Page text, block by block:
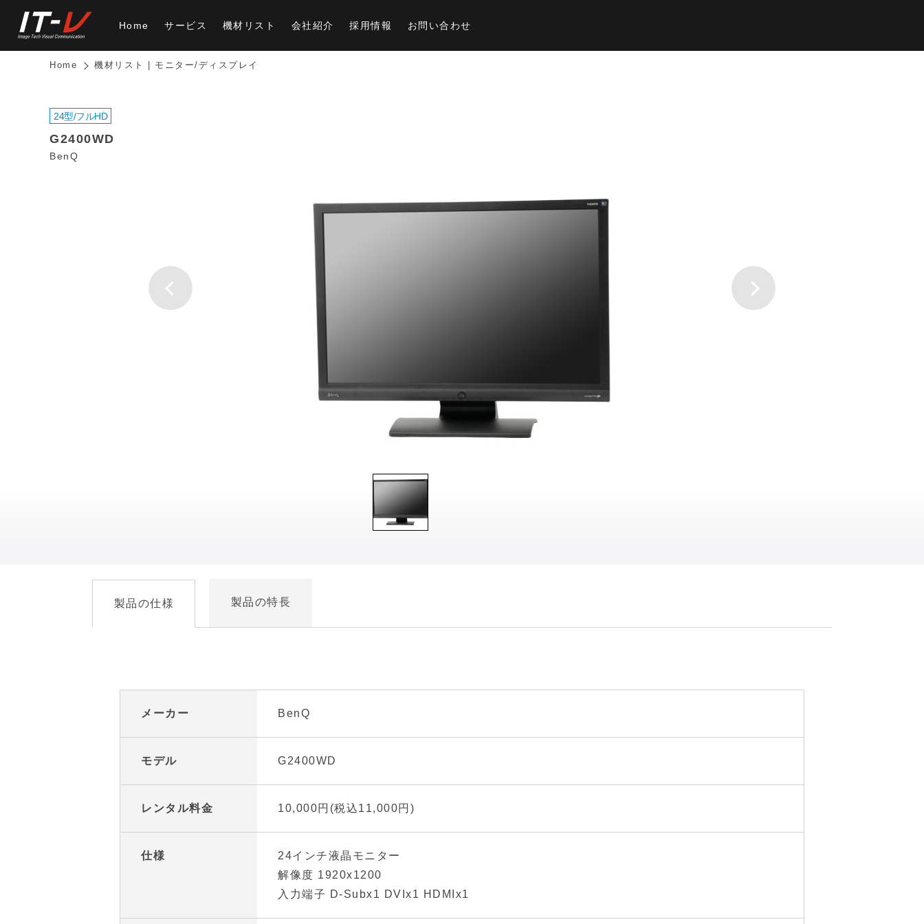
Home サービス 機材リスト 会社紹介 採用情報 お問い合わせ
Home 機材リスト | モニター/ディスプレイ
24型/フルHD
G2400WD
BenQ
製品の仕様
メーカー BenQ
モデル G2400WD
レンタル料金 10,000円(税込11,000円)
仕様
24インチ液晶モニター
解像度 1920x1200
入力端子 D-Subx1 DVIx1 HDMIx1
製品の特長